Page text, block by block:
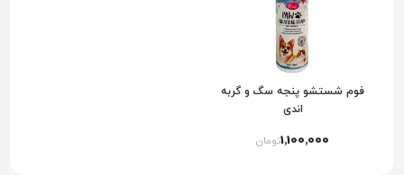
فوم شستشو پنجه سگ و گربه
اندی
1٬100٬000تومان